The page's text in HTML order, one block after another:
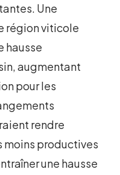
Une
région viticole
hausse
augmentant
pour les
rendre
productives
une hausse